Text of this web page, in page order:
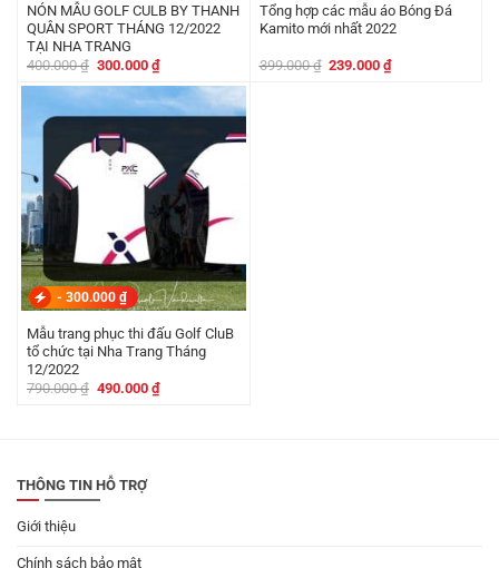
NÓN MẪU GOLF CULB BY THANH
QUÂN SPORT THÁNG 12/2022
TẠI NHA TRANG
400.000₫ Giá
là:
400.000 ₫.
300.000 ₫Giá
hiện
tại
là:
300.000 ₫.
Tổng hợp các mẫu áo Bóng Đá
Kamito mới nhất 2022
399.000₫ Giá
239.000₫Giá
- 300.000 ₫
Mẫu trang phục thi đấu Golf CluB
tổ chức tại Nha Trang Tháng
12/2022
790.000₫ Giá
490.000 ₫Giá
hiện
THÔNG TIN HỖ TRỢ
Giới thiệu
Chính sách bảo mật